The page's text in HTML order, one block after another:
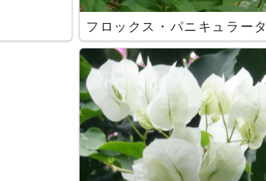
フロックス・パニキュラータ